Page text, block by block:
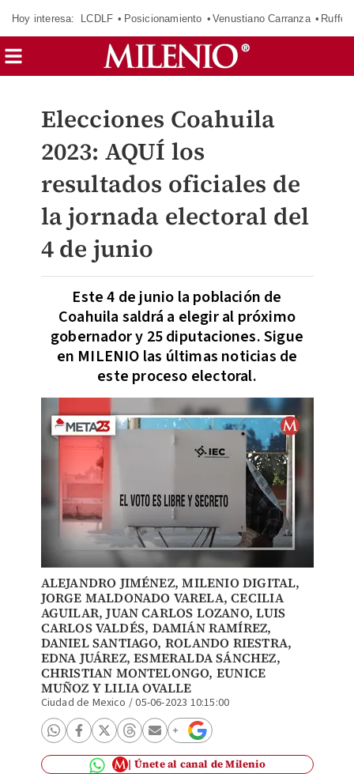
Hoy interesa: LCDLF Posicionamiento Venustiano Carranza Ruffo
Elecciones Coahuila
2023: AQUÍ los
resultados oficiales de
la jornada electoral del
4 de junio
Este 4 de junio la población de
Coahuila saldrá a elegir al próximo
gobernador y 25 diputaciones. Sigue
en MILENIO las últimas noticias de
este proceso electoral.
ALEJANDRO JIMÉNEZ,MILENIO DIGITAL,
JORGE MALDONADO VARELA, CECILIA
AGUILAR, JUAN CARLOS LOZANO, LUIS
CARLOS VALDÉS, DAMIÁN RAMÍREZ,
DANIEL SANTIAGO, ROLANDO RIESTRA,
EDNA JUÁREZ,ESMERALDA SÁNCHEZ,
CHRISTIAN MONTELONGO, EUNICE
MUÑOZ YLILIA OVALLE
Ciudad de Mexico /05-06-2023 10:15:00
Únete al canal de Milenio